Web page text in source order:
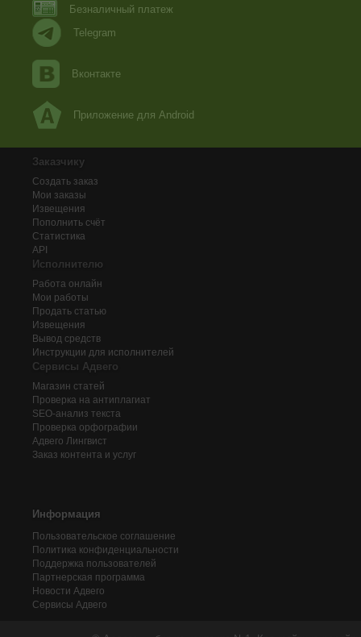
Безналичный платеж
Telegram
Вконтакте
Приложение для Android
Заказчику
Создать заказ
Мои заказы
Извещения
Пополнить счёт
Статистика
API
Исполнителю
Работа онлайн
Мои работы
Продать статью
Извещения
Вывод средств
Инструкции для исполнителей
Сервисы Адвего
Магазин статей
Проверка на антиплагиат
SEO-анализ текста
Проверка орфографии
Адвего Лингвист
Заказ контента и услуг
Информация
Пользовательское соглашение
Политика конфиденциальности
Поддержка пользователей
Партнерская программа
Новости Адвего
Сервисы Адвего